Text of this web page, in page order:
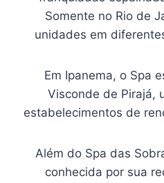
Somente no Rio de
unidades em
Em Ipanema, o Spa
Visconde de Pirajá,
estabelecimentos de
Além do Spa das
conhecida por sua